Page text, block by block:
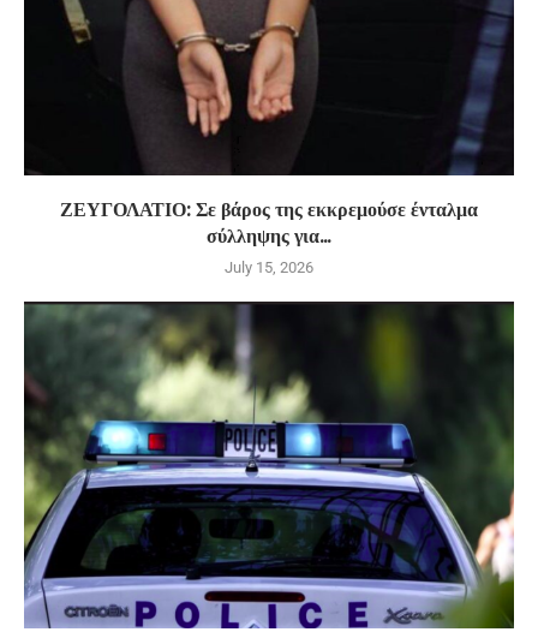
ΖΕΥΓΟΛΑΤΙΟ: Σε βάρος της εκκρεμούσε ένταλμα
σύλληψης για...
July 15, 2026